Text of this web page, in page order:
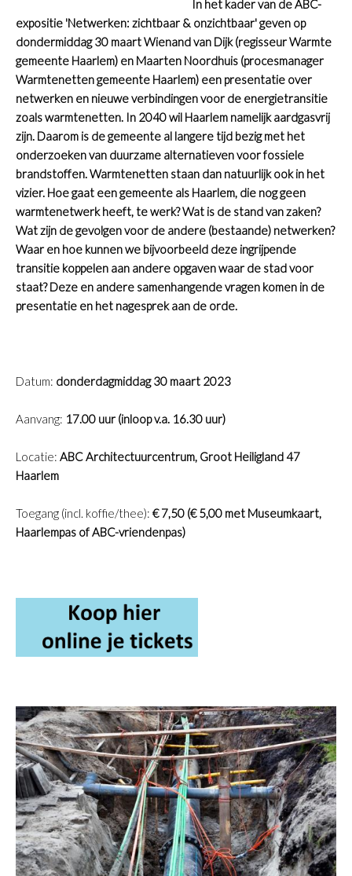
In het kader van de ABC-
expositie 'Netwerken: zichtbaar & onzichtbaar' geven op
dondermiddag 30 maart Wienand van Dijk (regisseur Warmte
gemeente Haarlem) en Maarten Noordhuis (procesmanager
Warmtenetten gemeente Haarlem) een presentatie over
netwerken en nieuwe verbindingen voor de energietransitie
zoals warmtenetten. In 2040 wil Haarlem namelijk aardgasvrij
zijn. Daarom is de gemeente al langere tijd bezig met het
onderzoeken van duurzame alternatieven voor fossiele
brandstoffen. Warmtenetten staan dan natuurlijk ook in het
vizier. Hoe gaat een gemeente als Haarlem, die nog geen
warmtenetwerk heeft, te werk? Wat is de stand van zaken?
Wat zijn de gevolgen voor de andere (bestaande) netwerken?
Waar en hoe kunnen we bijvoorbeeld deze ingrijpende
transitie koppelen aan andere opgaven waar de stad voor
staat? Deze en andere samenhangende vragen komen in de
presentatie en het nagesprek aan de orde.
Datum: donderdagmiddag 30 maart 2023
Aanvang: 17.00 uur (inloop v.a. 16.30 uur)
Locatie: ABC Architectuurcentrum, Groot Heiligland 47
Haarlem
Toegang (incl. koffie/thee): € 7,50 (€ 5,00 met Museumkaart,
Haarlempas of ABC-vriendenpas)